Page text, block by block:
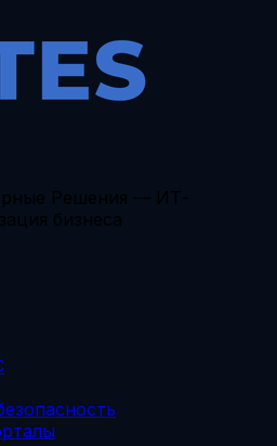
Решения — ИТ-
бизнеса